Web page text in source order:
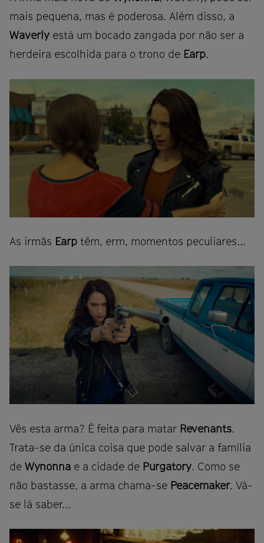
mais pequena, mas é poderosa. Além disso, a
Waverly está um bocado zangada por não ser a
herdeira escolhida para o trono de Earp.
As irmãs Earp têm, erm, momentos peculiares...
Vês esta arma? É feita para matar Revenants.
Trata-se da única coisa que pode salvar a família
de Wynonna e a cidade de Purgatory. Como se
não bastasse, a arma chama-se Peacemaker. Vá-
se lá saber...